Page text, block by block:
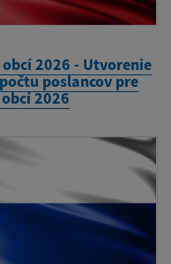
2026 - Utvorenie
poslancov pre
2026